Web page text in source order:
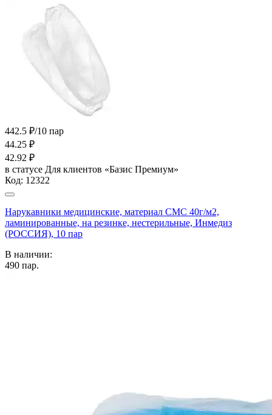
442.5 ₽/10 пар
44.25 ₽
42.92 ₽
в статусе Для клиентов «Базис Премиум»
Код: 12322
Нарукавники медицинские, материал СМС 40г/м2,
ламинированные, на резинке, нестерильные, Инмедиз
(РОССИЯ), 10 пар
В наличии:
490 пар.